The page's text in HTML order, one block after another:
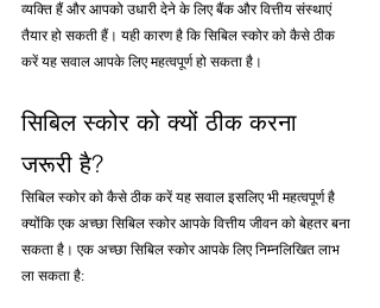
व्यक्ति हैं और आपको उधारी देने के लिए बैंक और वित्तीय संस्थाएं
तैयार हो सकती हैं। यही कारण है कि सिबिल स्कोर को कैसे ठीक
करें यह सवाल आपके लिए महत्वपूर्ण हो सकता है।
सिबिल स्कोर को क्यों ठीक करना
जरूरी है?
सिबिल स्कोर को कैसे ठीक करें यह सवाल इसलिए भी महत्वपूर्ण है
क्योंकि एक अच्छा सिबिल स्कोर आपके वित्तीय जीवन को बेहतर बना
सकता है। एक अच्छा सिबिल स्कोर आपके लिए निम्नलिखित लाभ
ला सकता है: